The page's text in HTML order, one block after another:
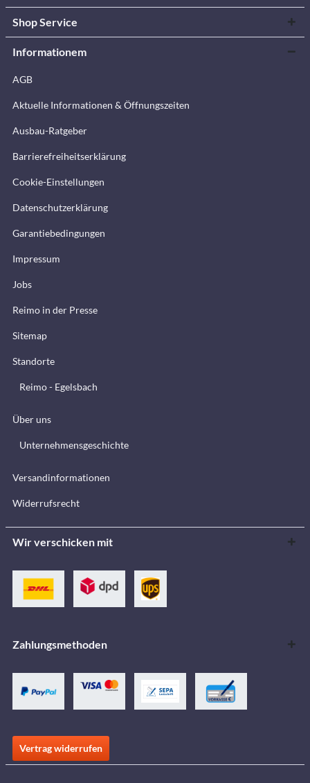
Shop Service
Informationem
AGB
Aktuelle Informationen & Öffnungszeiten
Ausbau-Ratgeber
Barrierefreiheitserklärung
Cookie-Einstellungen
Datenschutzerklärung
Garantiebedingungen
Impressum
Jobs
Reimo in der Presse
Sitemap
Standorte
Reimo - Egelsbach
Über uns
Unternehmensgeschichte
Versandinformationen
Widerrufsrecht
Wir verschicken mit
Zahlungsmethoden
Vertrag widerrufen